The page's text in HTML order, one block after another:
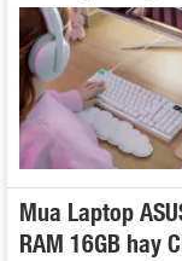
Mua Laptop
RAM 16GB hay